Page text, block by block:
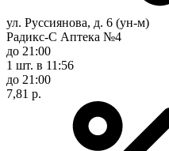
ул. Руссиянова, д. 6 (ун-м)
Радикс-С Аптека №4
до 21:00
1 шт. в 11:56
до 21:00
7,81 р.